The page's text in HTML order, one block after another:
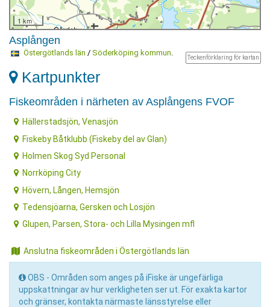
1 km
Asplången
Teckenförklaring för kartan
Östergötlands län / Söderköping kommun.
Kartpunkter
Fiskeområden i närheten av Asplångens FVOF
Hällerstadsjön, Venasjön
Fiskeby Båtklubb (Fiskeby del av Glan)
Holmen Skog Syd Personal
Norrköping City
Hövern, Lången, Hemsjön
Tedensjöarna, Gersken och Losjön
Glupen, Parsen, Stora- och Lilla Mysingen mfl
Anslutna fiskeområden i Östergötlands län
OBS - Områden som anges på iFiske är ungefärliga
uppskattningar av hur verkligheten ser ut. För exakta kartor
och gränser, kontakta närmaste länsstyrelse eller